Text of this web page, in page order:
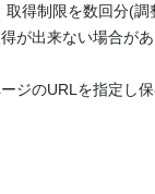
得制限を数回分(調
が出来ない場合が
ジのURLを指定し